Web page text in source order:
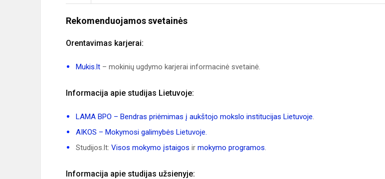
Rekomenduojamos svetainės
Orentavimas karjerai:
Mukis.lt – mokinių ugdymo karjerai informacinė svetainė.
Informacija apie studijas Lietuvoje:
LAMA BPO – Bendras priėmimas į aukštojo mokslo institucijas Lietuvoje.
AIKOS – Mokymosi galimybės Lietuvoje.
Studijos.lt: Visos mokymo įstaigos ir mokymo programos.
Informacija apie studijas užsienyje: